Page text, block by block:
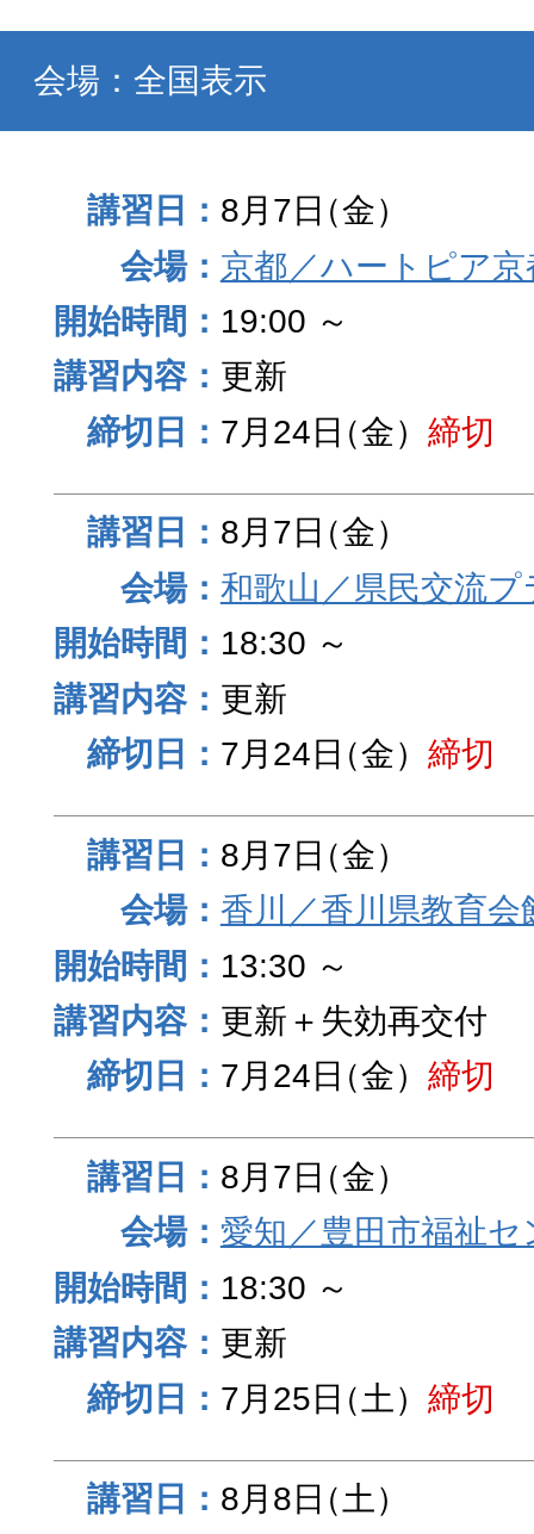
会場：全国表示
8月7日（金）
京都／ハートピア京
19:00 ～
更新
7月24日（金） 締切
8月7日（金）
和歌山／県民交流
18:30 ～
更新
7月24日（金） 締切
8月7日（金）
香川／香川県教育
13:30 ～
更新＋失効再交付
7月24日（金） 締切
8月7日（金）
愛知／豊田市福祉セ
18:30 ～
更新
7月25日（土） 締切
8月8日（土）